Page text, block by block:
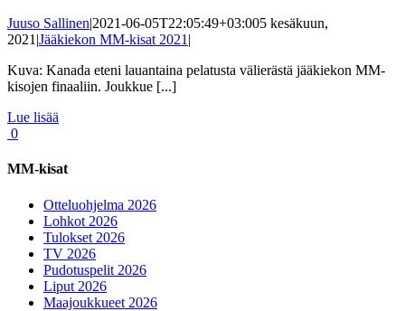
Juuso Sallinen|2021-06-05T22:05:49+03:005 kesäkuun,
2021 |Jääkiekon MM-kisat 2021 |
Kuva: Kanada eteni lauantaina pelatusta välierästä jääkiekon MM-
kisojen finaaliin. Joukkue [...]
Lue lisää
0
MM-kisat
Otteluohjelma 2026
Lohkot 2026
Tulokset 2026
TV 2026
Pudotuspelit 2026
Liput 2026
Maajoukkueet 2026